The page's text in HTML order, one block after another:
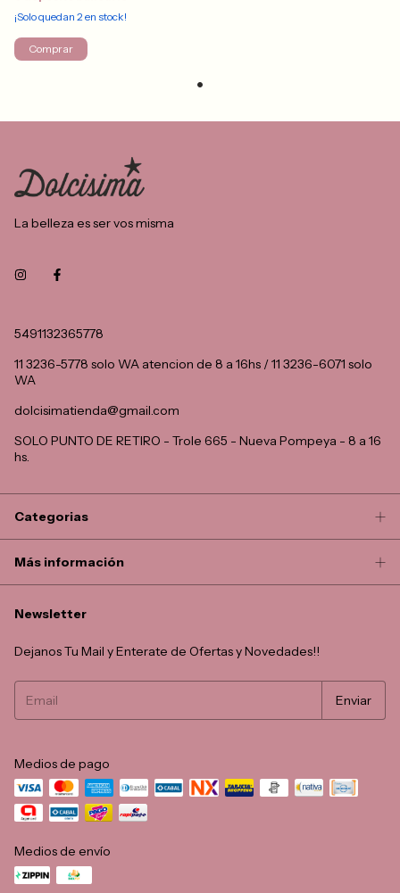
¡Solo quedan 2en stock!
Comprar
La belleza es ser vos misma
5491132365778
11 3236-5778 solo WA atencion de 8 a 16hs / 11 3236-6071 solo
WA
dolcisimatienda@gmail.com
SOLO PUNTO DE RETIRO - Trole 665 - Nueva Pompeya - 8 a 16
hs.
Categorias
Más información
Newsletter
Dejanos Tu Mail y Enterate de Ofertas y Novedades!!
Medios de pago
Medios de envío